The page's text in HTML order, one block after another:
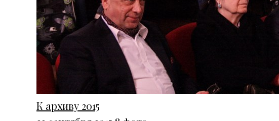
К архиву 2015